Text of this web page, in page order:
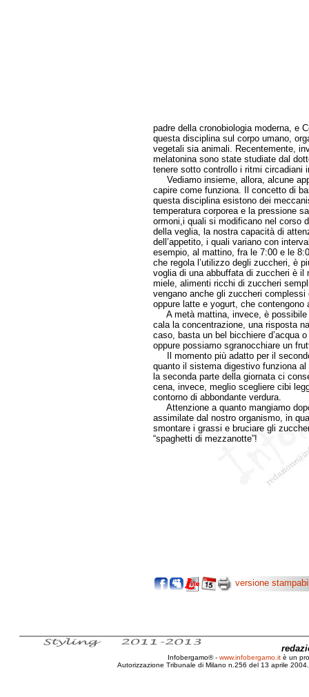
padre della cronobiologia moderna, e
questa disciplina sul corpo umano,
vegetali sia animali. Recentemente,
melatonina sono state studiate dal
tenere sotto controllo i ritmi circadiani
Vediamo insieme, allora, alcune
capire come funziona. Il concetto di
questa disciplina esistono dei
temperatura corporea e la pressione
ormoni,i quali si modificano nel corso
della veglia, la nostra capacità di
dell’appetito, i quali variano con
esempio, al mattino, fra le 7:00 e le
che regola l’utilizzo degli zuccheri, è
voglia di una abbuffata di zuccheri è
miele, alimenti ricchi di zuccheri
vengano anche gli zuccheri
oppure latte e yogurt, che
A metà mattina, invece, è possibile
cala la concentrazione, una risposta
caso, basta un bel bicchiere d’acqua
oppure possiamo sgranocchiare un
Il momento più adatto per il
quanto il sistema digestivo funziona
la seconda parte della giornata ci
cena, invece, meglio scegliere cibi
contorno di abbondante verdura.
Attenzione a quanto mangiamo
assimilate dal nostro organismo, in
smontare i grassi e bruciare gli
“spaghetti di mezzanotte”!
versione
Infobergamo® - www.infobergamo.it è un
Autorizzazione Tribunale di Milano n.256 del 13 aprile